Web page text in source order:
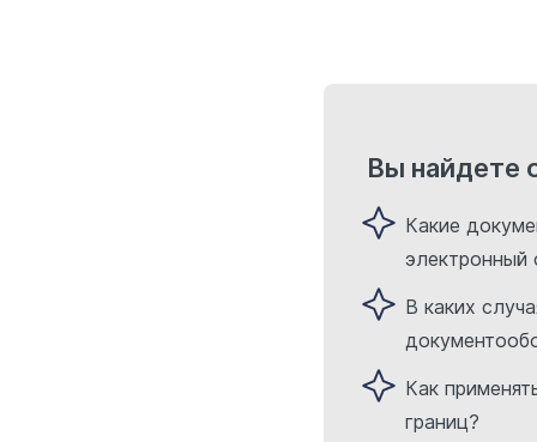
Вы найдете
Какие
электронный
В каких
Как
границ?